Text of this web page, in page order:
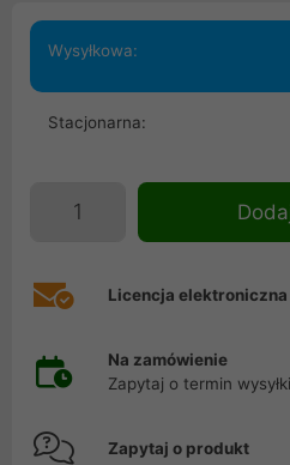
Wysyłkowa:
Stacjonarna:
Licencja elektroniczna
Na zamówienie
Zapytaj o termin wysyłki
Zapytaj o produkt